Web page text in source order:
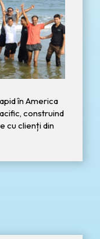
în America
construind
cu clienți din